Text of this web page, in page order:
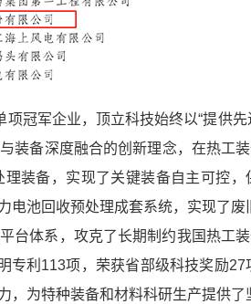
冠军企业，顶立科技始终以“提供
装备深度融合的创新理念，在热工
装备，实现了关键装备自主可控
池回收预处理成套系统，实现了废
台体系，攻克了长期制约我国热工
利113项，荣获省部级科技奖励27
为特种装备和材料科研生产提供了